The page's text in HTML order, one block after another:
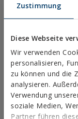
Zustimmung
Diese Webseite
Wir verwenden
personalisieren,
zu können und die
analysieren.
Verwendung
soziale Medien,
Partner führen
Ich akzeptiere die
das technische
26220491), um mich
technischer Beratung
Ich habe die
und akzeptiere diese.
Diese Seite ist durch
Datenschutzerklärung